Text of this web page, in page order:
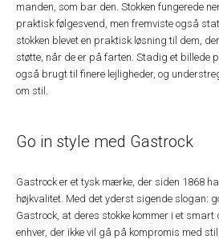
manden, som bar den. Stokken fungerede
praktisk følgesvend, men fremviste også
stokken blevet en praktisk løsning til dem,
støtte, når de er på farten. Stadig et billede
også brugt til finere lejligheder, og
om stil.
Go in style med Gastrock
Gastrock er et tysk mærke, der siden 1868
højkvalitet. Med det yderst sigende slogan:
Gastrock, at deres stokke kommer i et
enhver, der ikke vil gå på kompromis med